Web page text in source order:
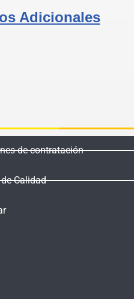
Adicionales
de contratación
Calidad